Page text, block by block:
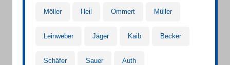
Möller Heil Ommert Müller
Leinweber Jäger Kaib Becker
Schäfer Sauer Auth